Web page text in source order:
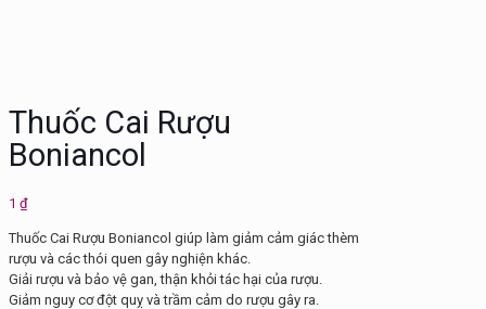
Thuốc Cai Rượu
Boniancol
1 ₫
Thuốc Cai Rượu Boniancol giúp làm giảm cảm giác thèm
rượu và các thói quen gây nghiện khác.
Giải rượu và bảo vệ gan, thận khỏi tác hại của rượu.
Giảm nguy cơ đột quỵ và trầm cảm do rượu gây ra.